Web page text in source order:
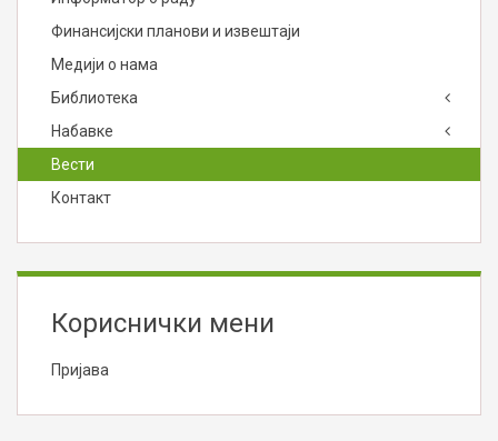
Финансијски планови и извештаји
Медији о нама
Библиотека
Набавке
Вести
Контакт
Кориснички мени
Пријава